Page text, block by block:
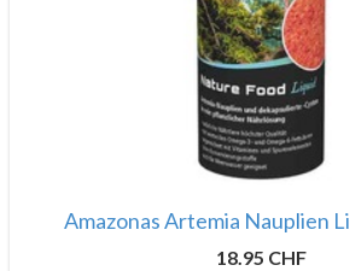
Amazonas Artemia Nauplien
18.95 CHF